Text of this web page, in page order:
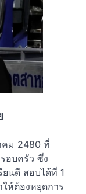
คม 2480 ที่
อบครัว ซึ่ง
ยนดี สอบได้ที่ 1
ห้ต้องหยุดการ